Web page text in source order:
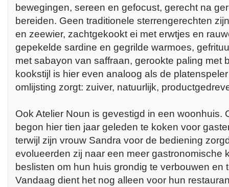
bewegingen, sereen en gefocust, gerecht na
bereiden. Geen traditionele sterrengerechten
en zeewier, zachtgekookt ei met erwtjes en
gepekelde sardine en gegrilde warmoes,
met sabayon van saffraan, gerookte paling met
kookstijl is hier even analoog als de
omlijsting zorgt: zuiver, natuurlijk,
Ook Atelier Noun is gevestigd in een woonhuis.
begon hier tien jaar geleden te koken voor
terwijl zijn vrouw Sandra voor de bediening
evolueerden zij naar een meer gastronomische
beslisten om hun huis grondig te verbouwen en
Vandaag dient het nog alleen voor hun